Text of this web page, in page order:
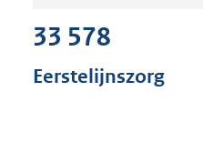
33 578
Eerstelijnszorg